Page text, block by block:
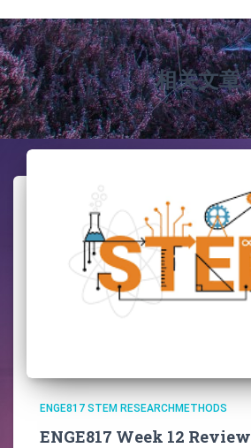
相关文章
ENGE817 STEM RESEARCHMETHODS
ENGE817 Week 12 Review